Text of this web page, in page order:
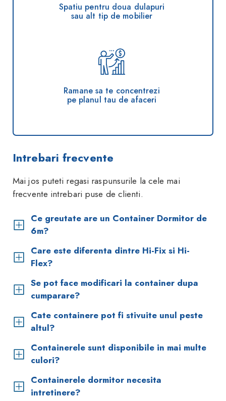
Spatiu pentru doua dulapuri
sau alt tip de mobilier
Ramane sa te concentrezi
pe planul tau de afaceri
Intrebari frecvente
Mai jos puteti regasi raspunsurile la cele mai
frecvente intrebari puse de clienti.
Ce greutate are un Container Dormitor de
6m?
Care este diferenta dintre Hi-Fix si Hi-
Flex?
Se pot face modificari la container dupa
cumparare?
Cate containere pot fi stivuite unul peste
altul?
Containerele sunt disponibile in mai multe
culori?
Containerele dormitor necesita
intretinere?